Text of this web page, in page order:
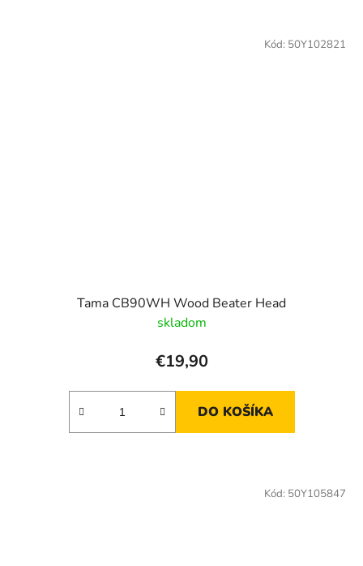
Tama CB90WH Wood Beater Head
skladom
€19,90
DO KOŠÍKA
Kód: 50Y102821
Kód: 50Y105847